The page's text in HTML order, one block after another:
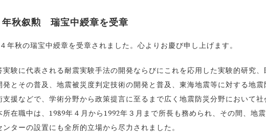
年秋叙勲 瑞宝中綬章を受章
秋の瑞宝中綬章を受章されました。心よりお慶び申し上げます。
験に代表される耐震実験手法の開発ならびにこれを応用した実験的研究、
とその普及、地震被災度判定技術の開発と普及、東海地震等に対する地震
援などで、学術分野から政策提言に至るまで広く地震防災分野において社
在職中は、1989年４月から1992年３月まで所長も務められ、その間、地
ターの設置にも全所的立場から尽力されました。